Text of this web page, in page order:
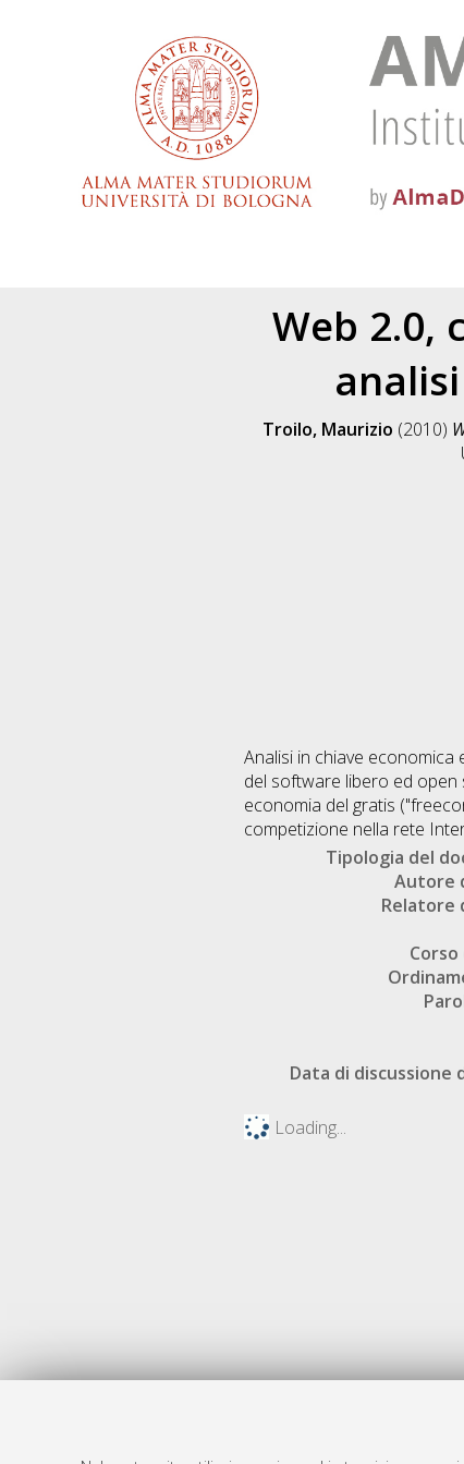
Web 2.0,
Troilo, Maurizio (2010)
Analisi in chiave economica
del software libero ed
economia del gratis
competizione nella rete
Tipologia del
Autore
Relatore
Data di discussione
Loading...